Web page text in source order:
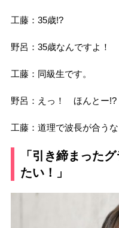
工藤：35歳!?
野呂：35歳なんですよ！
工藤：同級生です。
野呂：えっ！ ほんとー!?
工藤：道理で波長が合う
「引き締まった
たい！」